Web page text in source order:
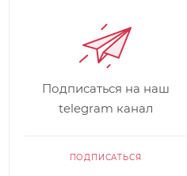
Подписаться на наш
telegram канал
ПОДПИСАТЬСЯ